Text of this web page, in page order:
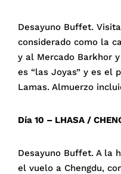
Desayuno Buffet.
considerado como la
y al Mercado Barkhor
es “las Joyas” y es el
Lamas. Almuerzo
Día 10 – LHASA /
Desayuno Buffet. A la
el vuelo a Chengdu,